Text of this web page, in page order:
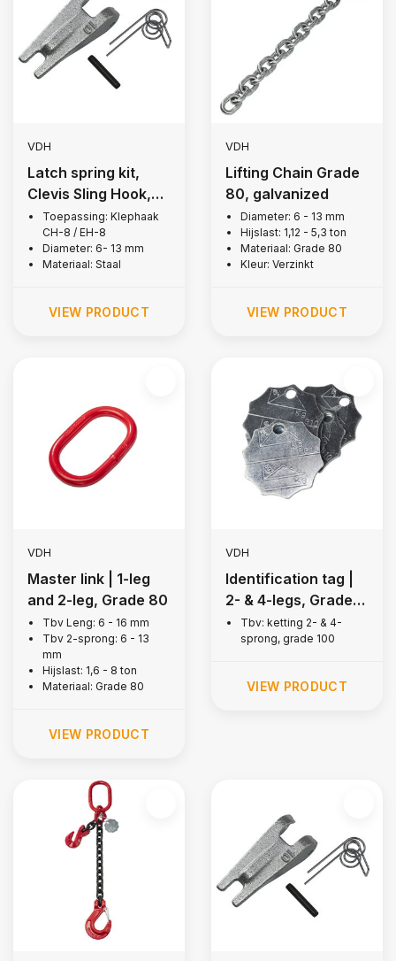
VDH
Latch spring kit,
Clevis Sling Hook,
Grade 80
Toepassing: Klephaak
CH-8 / EH-8
Diameter: 6- 13 mm
Materiaal: Staal
VIEW PRODUCT
VDH
Lifting Chain Grade
80, galvanized
Diameter: 6 - 13 mm
Hijslast: 1,12 - 5,3 ton
Materiaal: Grade 80
Kleur: Verzinkt
VIEW PRODUCT
VDH
Master link | 1-leg
and 2-leg, Grade 80
Tbv Leng: 6 - 16 mm
Tbv 2-sprong: 6 - 13
mm
Hijslast: 1,6 - 8 ton
Materiaal: Grade 80
VIEW PRODUCT
VDH
Identification tag |
2- & 4-legs, Grade
100Tbv: ketting 2- & 4-
sprong, grade 100
VIEW PRODUCT